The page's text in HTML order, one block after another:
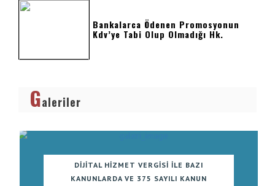
Bankalarca Ödenen Promosyonun
Kdv’ye Tabi Olup Olmadığı Hk.
Galeriler
DIJITAL HIZMET VERGISI ILE BAZI
KANUNLARDA VE 375 SAYILI KANUN